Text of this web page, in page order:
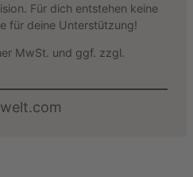
Für dich entstehen keine
für deine Unterstützung!
MwSt. und ggf. zzgl.